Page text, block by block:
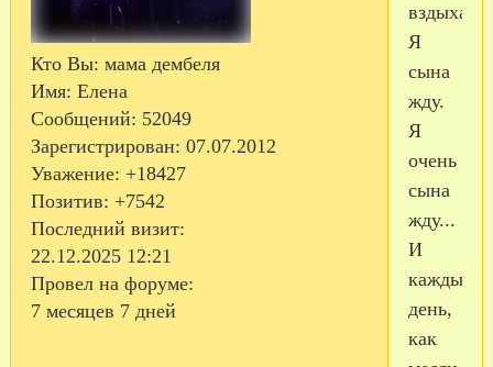
Кто Вы: мама дембеля
Имя: Елена
Сообщений: 52049
Зарегистрирован: 07.07.2012
Уважение: +18427
Позитив: +7542
Последний визит:
22.12.2025 12:21
Провел на форуме:
7 месяцев 7 дней
Я
сына
жду.
Я
очень
сына
жду...
И
каждый
день,
как